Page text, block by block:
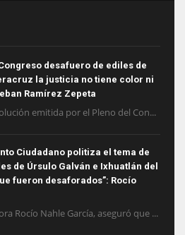
desafuero de ediles de
la justicia no tiene color ni
Ramírez Zepeta
emitida por el Pleno del Con...
Ciudadano politiza el tema de
de Úrsulo Galván e Ixhuatlán del
fueron desaforados”: Rocío
Rocío Nahle García, aseguró que ...